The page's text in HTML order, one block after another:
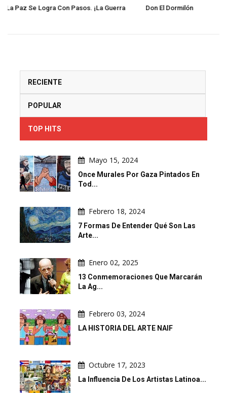
Don El Dormilón
RECIENTE
POPULAR
TOP HITS
Mayo 15, 2024
Once Murales Por Gaza Pintados En
Tod...
Febrero 18, 2024
7 Formas De Entender Qué Son Las
Arte...
Enero 02, 2025
13 Conmemoraciones Que Marcarán
La Ag...
Febrero 03, 2024
LA HISTORIA DEL ARTE NAIF
Octubre 17, 2023
La Influencia De Los Artistas Latinoa...